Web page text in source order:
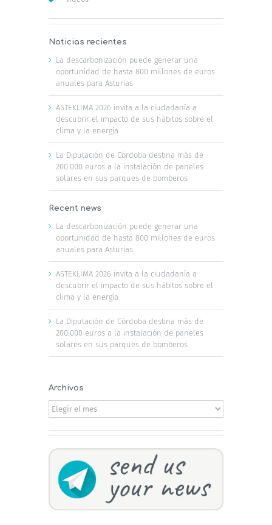
Noticias recientes
La descarbonización puede generar una
oportunidad de hasta 800 millones de euros
anuales para Asturias
ASTEKLIMA 2026 invita a la ciudadanía a
descubrir el impacto de sus hábitos sobre el
clima y la energía
La Diputación de Córdoba destina más de
200.000 euros a la instalación de paneles
solares en sus parques de bomberos
Recent news
La descarbonización puede generar una
oportunidad de hasta 800 millones de euros
anuales para Asturias
ASTEKLIMA 2026 invita a la ciudadanía a
descubrir el impacto de sus hábitos sobre el
clima y la energía
La Diputación de Córdoba destina más de
200.000 euros a la instalación de paneles
solares en sus parques de bomberos
Archivos
Archivos